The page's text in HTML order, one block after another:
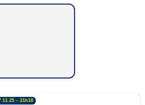
– 21h10